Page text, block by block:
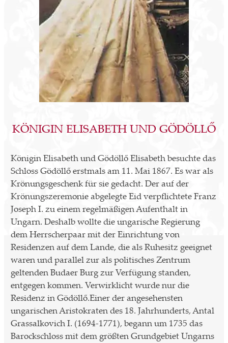
KÖNIGIN ELISABETH UND GÖDÖLLŐ
Königin Elisabeth und Gödöllő Elisabeth besuchte das
Schloss Gödöllő erstmals am 11. Mai 1867. Es war als
Krönungsgeschenk für sie gedacht. Der auf der
Krönungszeremonie abgelegte Eid verpflichtete Franz
Joseph I. zu einem regelmäßigen Aufenthalt in
Ungarn. Deshalb wollte die ungarische Regierung
dem Herrscherpaar mit der Einrichtung von
Residenzen auf dem Lande, die als Ruhesitz geeignet
waren und parallel zur als politisches Zentrum
geltenden Budaer Burg zur Verfügung standen,
entgegen kommen. Verwirklicht wurde nur die
Residenz in Gödöllő.Einer der angesehensten
ungarischen Aristokraten des 18. Jahrhunderts, Antal
Grassalkovich I. (1694-1771), begann um 1735 das
Barockschloss mit dem größten Grundgebiet Ungarns